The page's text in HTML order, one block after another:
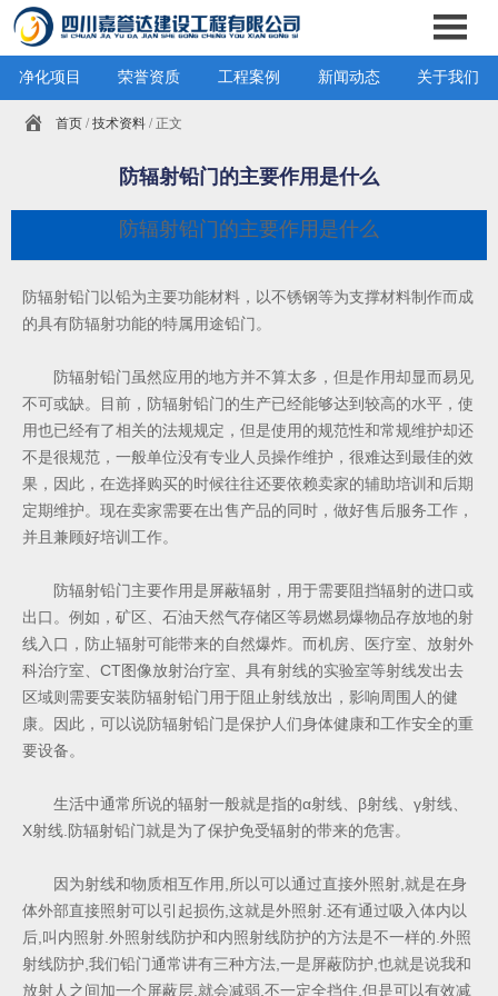
净化项目 荣誉资质 工程案例 新闻动态 关于我们
首页 /技术资料 / 正文
防辐射铅门的主要作用是什么
防辐射铅门的主要作用是什么
防辐射铅门以铅为主要功能材料，以不锈钢等为支撑材料制作而成
的具有防辐射功能的特属用途铅门。
防辐射铅门虽然应用的地方并不算太多，但是作用却显而易见
不可或缺。目前，防辐射铅门的生产已经能够达到较高的水平，使
用也已经有了相关的法规规定，但是使用的规范性和常规维护却还
不是很规范，一般单位没有专业人员操作维护，很难达到最佳的效
果，因此，在选择购买的时候往往还要依赖卖家的辅助培训和后期
定期维护。现在卖家需要在出售产品的同时，做好售后服务工作，
并且兼顾好培训工作。
防辐射铅门主要作用是屏蔽辐射，用于需要阻挡辐射的进口或
出口。例如，矿区、石油天然气存储区等易燃易爆物品存放地的射
线入口，防止辐射可能带来的自然爆炸。而机房、医疗室、放射外
科治疗室、CT图像放射治疗室、具有射线的实验室等射线发出去
区域则需要安装防辐射铅门用于阻止射线放出，影响周围人的健
康。因此，可以说防辐射铅门是保护人们身体健康和工作安全的重
要设备。
生活中通常所说的辐射一般就是指的α射线、β射线、γ射线、
X射线.防辐射铅门就是为了保护免受辐射的带来的危害。
因为射线和物质相互作用,所以可以通过直接外照射,就是在身
体外部直接照射可以引起损伤,这就是外照射.还有通过吸入体内以
后,叫内照射.外照射线防护和内照射线防护的方法是不一样的.外照
射线防护,我们铅门通常讲有三种方法,一是屏蔽防护,也就是说我和
放射人之间加一个屏蔽层,就会减弱,不一定全挡住,但是可以有效减